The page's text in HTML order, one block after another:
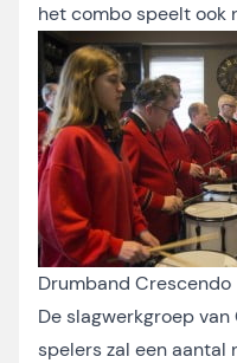
het combo speelt ook
Drumband Crescendo
De slagwerkgroep
spelers zal een aantal